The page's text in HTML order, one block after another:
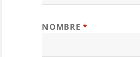
NOMBRE *